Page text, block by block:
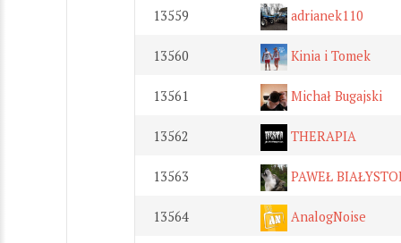
13559 adrianek110
13560 Kinia i Tomek
13561 Michał Bugajski
13562 THERAPIA
13563 PAWEŁ
13564 AnalogNoise